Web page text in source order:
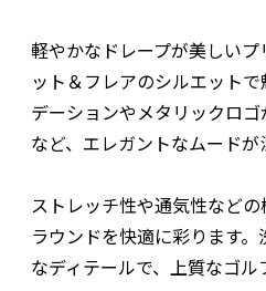
軽やかなドレープが美しい
ット＆フレアのシルエット
デーションやメタリックロ
など、エレガントなムードが
ストレッチ性や通気性など
ラウンドを快適に彩ります
なディテールで、上質なゴル